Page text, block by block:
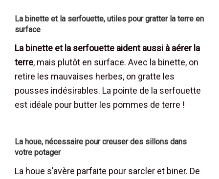
La binette et la serfouette, utiles pour gratter la terre en
surface
La binette et la serfouette aident aussi à aérer la
terre, mais plutôt en surface. Avec la binette, on
retire les mauvaises herbes, on gratte les
pousses indésirables. La pointe de la serfouette
est idéale pour butter les pommes de terre !
La houe, nécessaire pour creuser des sillons dans
votre potager
La houe s’avère parfaite pour sarcler et biner. De